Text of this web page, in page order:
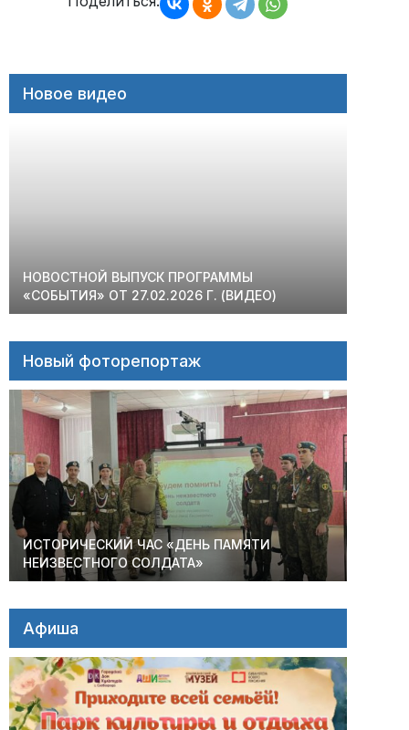
Новое видео
НОВОСТНОЙ ВЫПУСК ПРОГРАММЫ
«СОБЫТИЯ» ОТ 27.02.2026 Г. (ВИДЕО)
Новый фоторепортаж
ИСТОРИЧЕСКИЙ ЧАС «ДЕНЬ ПАМЯТИ
НЕИЗВЕСТНОГО СОЛДАТА»
Афиша